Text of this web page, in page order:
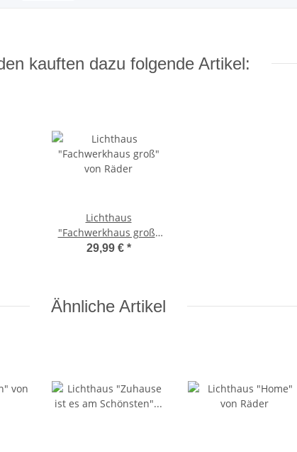
kauften dazu folgende Artikel:
Lichthaus
"Fachwerkhaus groß"
von Räder
29,99 € *
Ähnliche Artikel